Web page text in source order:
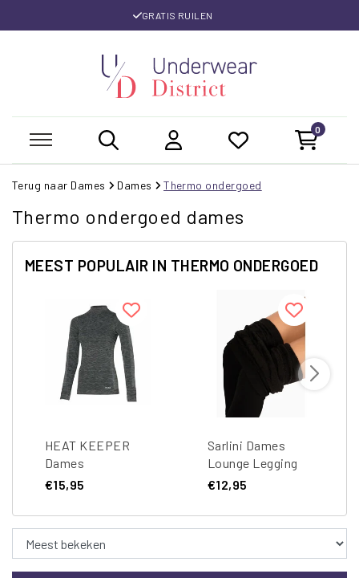
GRATIS RUILEN
0
Terug naar Dames Dames Thermo ondergoed
Thermo ondergoed dames
MEEST POPULAIR IN THERMO ONDERGOED
HEAT KEEPER
Dames
Thermoshirt
€15,95
Sarlini Dames
Lounge Legging
Met Fleece
€12,95